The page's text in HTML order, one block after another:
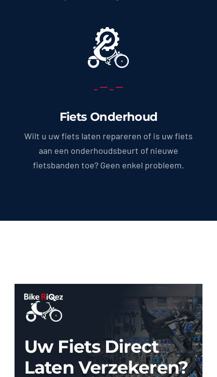
Fiets Onderhoud
Wilt u uw fiets laten repareren of is uw fiets
aan een onderhoudsbeurt of nieuwe
fietsbanden toe? Geen enkel probleem.
Uw Fiets Direct
Laten Verzekeren?